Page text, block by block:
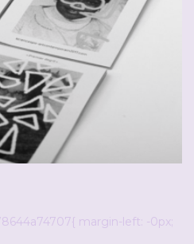
margin-left: -0px;